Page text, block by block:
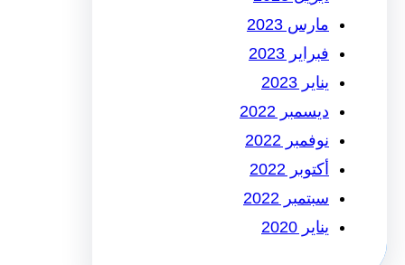
مارس 2023
فبراير 2023
يناير 2023
ديسمبر 2022
نوفمبر 2022
أكتوبر 2022
سبتمبر 2022
يناير 2020